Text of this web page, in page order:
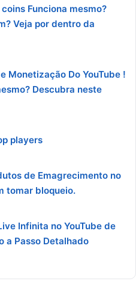
Funciona mesmo?
Veja por dentro da
Monetização Do YouTube !
Descubra neste
players
de Emagrecimento no
tomar bloqueio.
Infinita no YouTube de
a Passo Detalhado